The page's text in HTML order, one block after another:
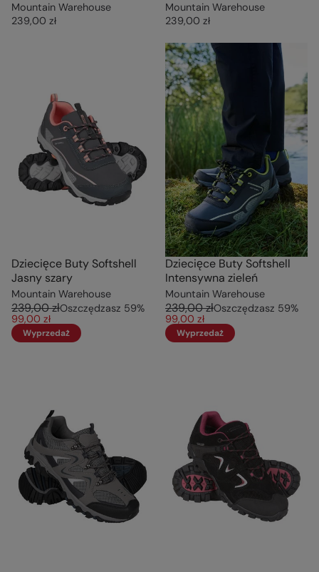
Mountain Warehouse
239,00 zł
Mountain Warehouse
239,00 zł
Dziecięce Buty Softshell
Jasny szary
Mountain Warehouse
239,00 złOszczędzasz 59%
99,00 zł
Wyprzedaż
Dziecięce Buty Softshell
Intensywna zieleń
Mountain Warehouse
239,00 złOszczędzasz 59%
99,00 zł
Wyprzedaż